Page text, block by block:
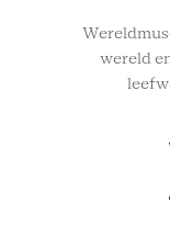
wereld